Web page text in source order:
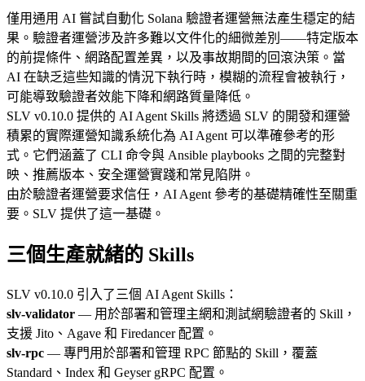
僅用通用 AI 嘗試自動化 Solana 驗證者運營無法產生穩定的結
果。驗證者運營涉及許多難以文件化的細微差別——特定版本
的前提條件、網路配置差異，以及事故期間的回滾決策。當
AI 在缺乏這些知識的情況下執行時，模糊的流程會被執行，
可能導致驗證者效能下降和網路質量降低。
SLV v0.10.0 提供的 AI Agent Skills 將透過 SLV 的開發和運營
積累的實際運營知識系統化為 AI Agent 可以準確參考的形
式。它們涵蓋了 CLI 命令與 Ansible playbooks 之間的完整對
映、推薦版本、安全運營實踐和常見陷阱。
由於驗證者運營要求信任，AI Agent 參考的基礎精確性至關重
要。SLV 提供了這一基礎。
三個生產就緒的 Skills
SLV v0.10.0 引入了三個 AI Agent Skills：
slv-validator — 用於部署和管理主網和測試網驗證者的 Skill，
支援 Jito、Agave 和 Firedancer 配置。
slv-rpc — 專門用於部署和管理 RPC 節點的 Skill，覆蓋
Standard、Index 和 Geyser gRPC 配置。